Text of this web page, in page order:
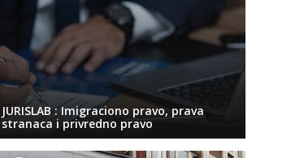
JURISLAB : Imigraciono pravo, prava
stranaca i privredno pravo